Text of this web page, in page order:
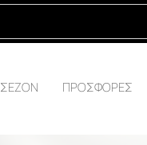
ΣΕΖΟΝ ΠΡΟΣΦΟΡΕΣ